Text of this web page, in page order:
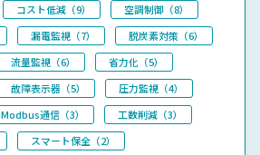
コスト低減（9）
空調制御（8）
漏電監視（7）
脱炭素対策（6）
流量監視（6）
省力化（5）
故障表示器（5）
圧力監視（4）
Modbus通信（3）
工数削減（3）
スマート保全（2）